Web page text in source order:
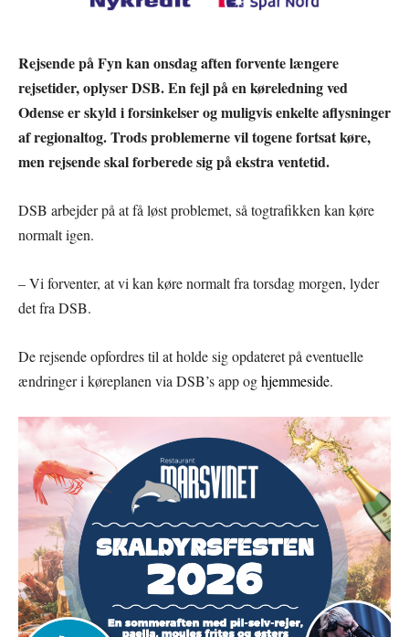
Rejsende på Fyn kan onsdag aften forvente længere
rejsetider, oplyser DSB. En fejl på en køreledning ved
Odense er skyld i forsinkelser og muligvis enkelte aflysninger
af regionaltog. Trods problemerne vil togene fortsat køre,
men rejsende skal forberede sig på ekstra ventetid.
DSB arbejder på at få løst problemet, så togtrafikken kan køre
normalt igen.
– Vi forventer, at vi kan køre normalt fra torsdag morgen, lyder
det fra DSB.
De rejsende opfordres til at holde sig opdateret på eventuelle
ændringer i køreplanen via DSB’s app oghjemmeside.